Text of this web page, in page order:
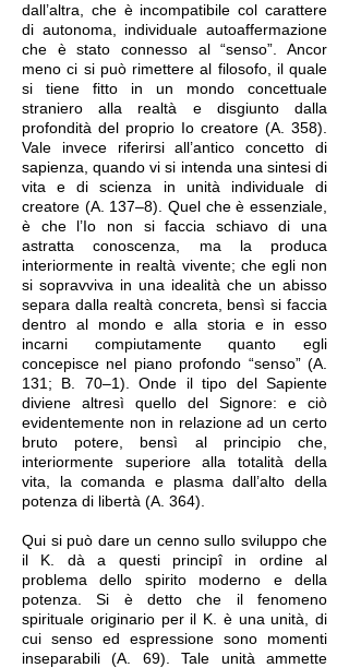
dall’altra, che è incompatibile col carattere
di autonoma, individuale autoaffermazione
che è stato connesso al “senso”. Ancor
meno ci si può rimettere al filosofo, il quale
si tiene fitto in un mondo concettuale
straniero alla realtà e disgiunto dalla
profondità del proprio Io creatore (A. 358).
Vale invece riferirsi all’antico concetto di
sapienza, quando vi si intenda una sintesi di
vita e di scienza in unità individuale di
creatore (A. 137–8). Quel che è essenziale,
è che l’Io non si faccia schiavo di una
astratta conoscenza, ma la produca
interiormente in realtà vivente; che egli non
si sopravviva in una idealità che un abisso
separa dalla realtà concreta, bensì si faccia
dentro al mondo e alla storia e in esso
incarni compiutamente quanto egli
concepisce nel piano profondo “senso” (A.
131; B. 70–1). Onde il tipo del Sapiente
diviene altresì quello del Signore: e ciò
evidentemente non in relazione ad un certo
bruto potere, bensì al principio che,
interiormente superiore alla totalità della
vita, la comanda e plasma dall’alto della
potenza di libertà (A. 364).
Qui si può dare un cenno sullo sviluppo che
il K. dà a questi principî in ordine al
problema dello spirito moderno e della
potenza. Si è detto che il fenomeno
spirituale originario per il K. è una unità, di
cui senso ed espressione sono momenti
inseparabili (A. 69). Tale unità ammette